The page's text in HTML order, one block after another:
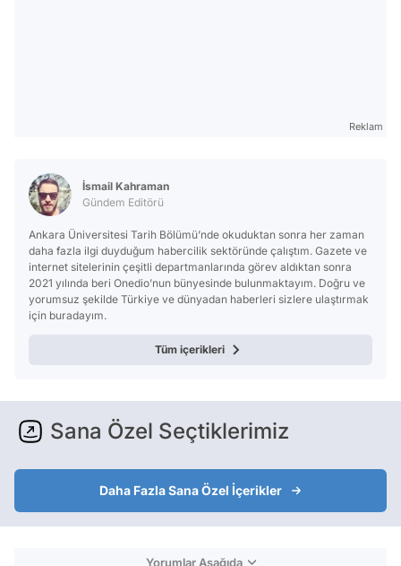
Reklam
İsmail Kahraman
Gündem Editörü
Ankara Üniversitesi Tarih Bölümü’nde okuduktan sonra her zaman
daha fazla ilgi duyduğum habercilik sektöründe çalıştım. Gazete ve
internet sitelerinin çeşitli departmanlarında görev aldıktan sonra
2021 yılında beri Onedio’nun bünyesinde bulunmaktayım. Doğru ve
yorumsuz şekilde Türkiye ve dünyadan haberleri sizlere ulaştırmak
için buradayım.
Tüm içerikleri
Sana Özel Seçtiklerimiz
Daha Fazla Sana Özel İçerikler
Yorumlar Aşağıda